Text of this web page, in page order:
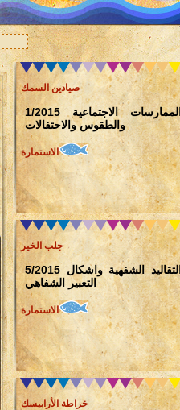
صيادين السمك
1/2015 الممارسات الاجتماعية
والطقوس والاحتفالات
الاستمارة
جلب الخير
5/2015 التقاليد الشفهية واشكال
التعبير الشفاهي
الاستمارة
خراطة الأرابيسك